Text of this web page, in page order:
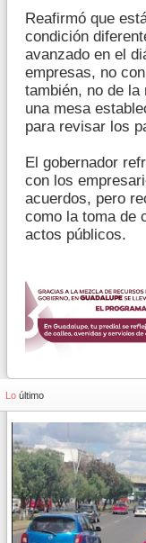
Reafirmó que
condición
avanzado en el
empresas, no
también, no de la
una mesa
para revisar los
El gobernador
con los
acuerdos, pero
como la toma de
actos públicos.
Lo último